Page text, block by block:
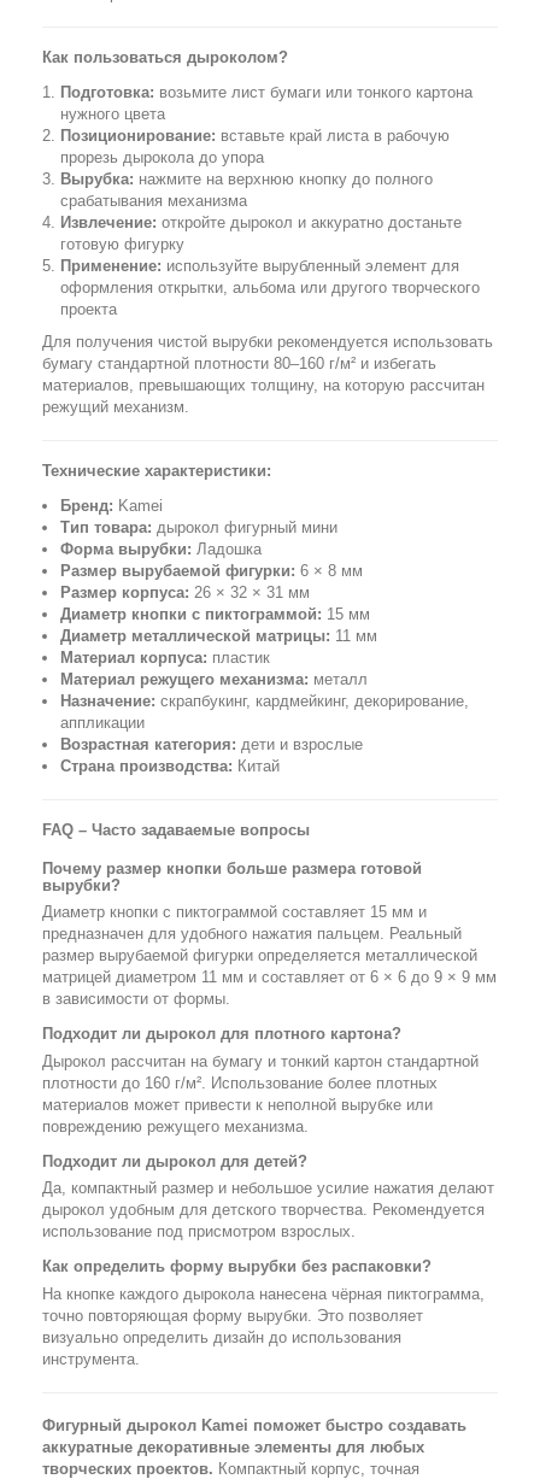
Как пользоваться дыроколом?
Подготовка: возьмите лист бумаги или тонкого картона
нужного цвета
Позиционирование: вставьте край листа в рабочую
прорезь дырокола до упора
Вырубка: нажмите на верхнюю кнопку до полного
срабатывания механизма
Извлечение: откройте дырокол и аккуратно достаньте
готовую фигурку
Применение: используйте вырубленный элемент для
оформления открытки, альбома или другого творческого
проекта
Для получения чистой вырубки рекомендуется использовать
бумагу стандартной плотности 80–160 г/м² и избегать
материалов, превышающих толщину, на которую рассчитан
режущий механизм.
Технические характеристики:
Бренд: Kamei
Тип товара: дырокол фигурный мини
Форма вырубки: Ладошка
Размер вырубаемой фигурки: 6 × 8 мм
Размер корпуса: 26 × 32 × 31 мм
Диаметр кнопки с пиктограммой: 15 мм
Диаметр металлической матрицы: 11 мм
Материал корпуса: пластик
Материал режущего механизма: металл
Назначение: скрапбукинг, кардмейкинг, декорирование,
аппликации
Возрастная категория: дети и взрослые
Страна производства: Китай
FAQ – Часто задаваемые вопросы
Почему размер кнопки больше размера готовой
вырубки?
Диаметр кнопки с пиктограммой составляет 15 мм и
предназначен для удобного нажатия пальцем. Реальный
размер вырубаемой фигурки определяется металлической
матрицей диаметром 11 мм и составляет от 6 × 6 до 9 × 9 мм
в зависимости от формы.
Подходит ли дырокол для плотного картона?
Дырокол рассчитан на бумагу и тонкий картон стандартной
плотности до 160 г/м². Использование более плотных
материалов может привести к неполной вырубке или
повреждению режущего механизма.
Подходит ли дырокол для детей?
Да, компактный размер и небольшое усилие нажатия делают
дырокол удобным для детского творчества. Рекомендуется
использование под присмотром взрослых.
Как определить форму вырубки без распаковки?
На кнопке каждого дырокола нанесена чёрная пиктограмма,
точно повторяющая форму вырубки. Это позволяет
визуально определить дизайн до использования
инструмента.
Фигурный дырокол Kamei поможет быстро создавать
аккуратные декоративные элементы для любых
творческих проектов. Компактный корпус, точная